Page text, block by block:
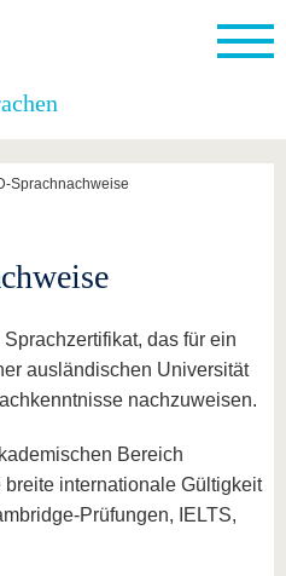
der
ins
Weiterbildung
Kontakt
Transfer
Gründen
an der
BTU
Lernen
kennen
Unileben
Sport &
BTU &
Sprachnachweise
das für ein
ausländischen Universität
nachzuweisen.
Bereich
internationale Gültigkeit
Prüfungen, IELTS,